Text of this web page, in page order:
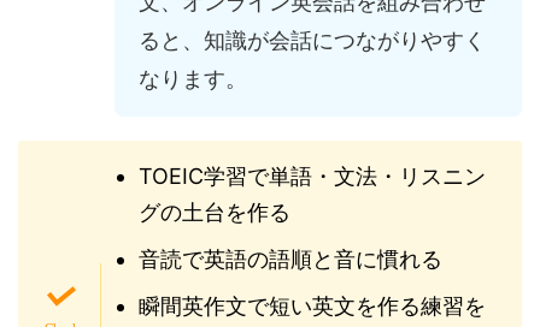
ると、知識が会話につながりやすく
なります。
TOEIC学習で単語・文法・リスニン
グの土台を作る
音読で英語の語順と音に慣れる
瞬間英作文で短い英文を作る練習を